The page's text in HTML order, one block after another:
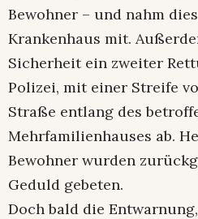
Bewohner – und nahm
Krankenhaus mit.
Sicherheit ein zweiter
Polizei, mit einer Streife
Straße entlang des
Mehrfamilienhauses ab.
Bewohner wurden
Geduld gebeten.
Doch bald die